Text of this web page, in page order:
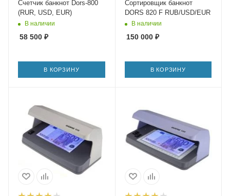
Счетчик банкнот Dors-800
(RUR, USD, EUR)
В наличии
58 500 ₽
В КОРЗИНУ
Сортировщик банкнот
DORS 820 F RUB/USD/EUR
В наличии
150 000₽
В КОРЗИНУ